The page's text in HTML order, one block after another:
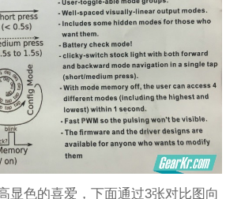
显色的喜爱，下面通过3张对比图向